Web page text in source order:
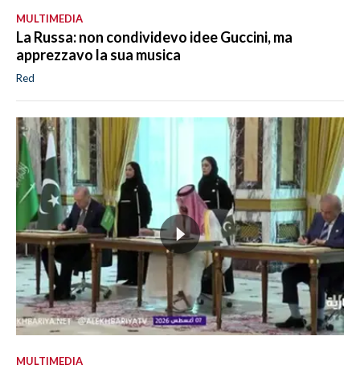
MULTIMEDIA
La Russa: non condividevo idee Guccini, ma
apprezzavo la sua musica
Red
MULTIMEDIA